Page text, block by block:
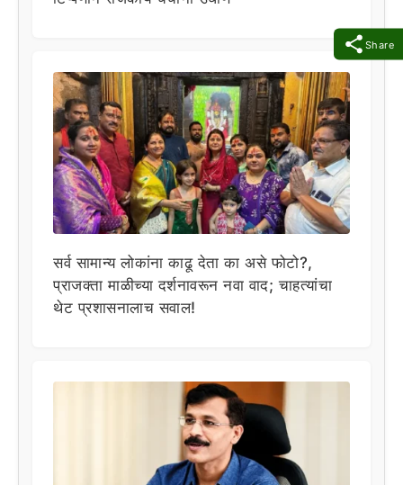
Share
सर्व सामान्य लोकांना काढू देता का असे फोटो?,
प्राजक्ता माळीच्या दर्शनावरून नवा वाद; चाहत्यांचा
थेट प्रशासनालाच सवाल!